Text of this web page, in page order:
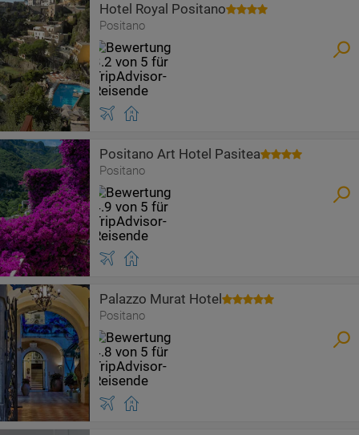
Hotel Royal Positano
Positano
Positano Art Hotel Pasitea
Positano
Palazzo Murat Hotel
Positano